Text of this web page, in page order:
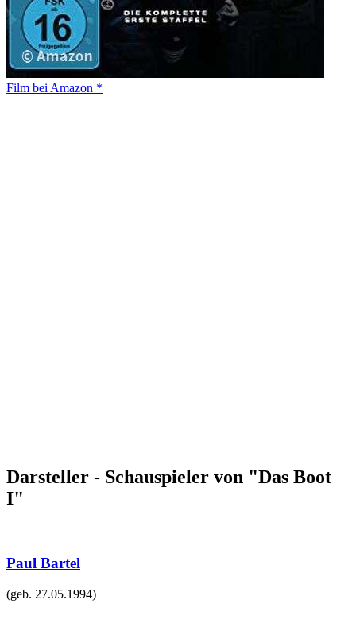
Film bei Amazon *
Darsteller - Schauspieler von "Das Boot
I"
Paul Bartel
(geb. 27.05.1994)